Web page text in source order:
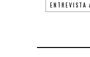
ENTREVISTA